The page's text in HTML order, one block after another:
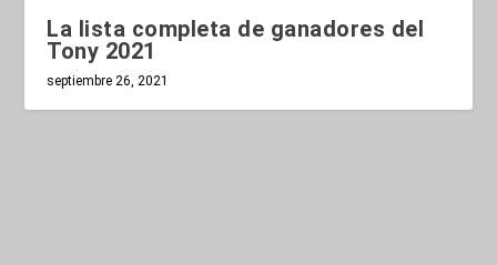
La lista completa de ganadores del
Tony 2021
septiembre 26, 2021